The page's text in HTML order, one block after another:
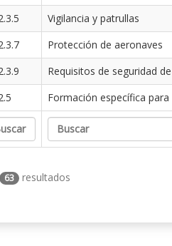
Vigilancia y patrullas
Protección de aeronaves
Requisitos de seguridad
Formación específica
63 resultados